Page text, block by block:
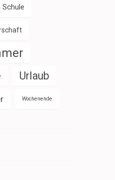
Schule
Urlaub
Wochenende